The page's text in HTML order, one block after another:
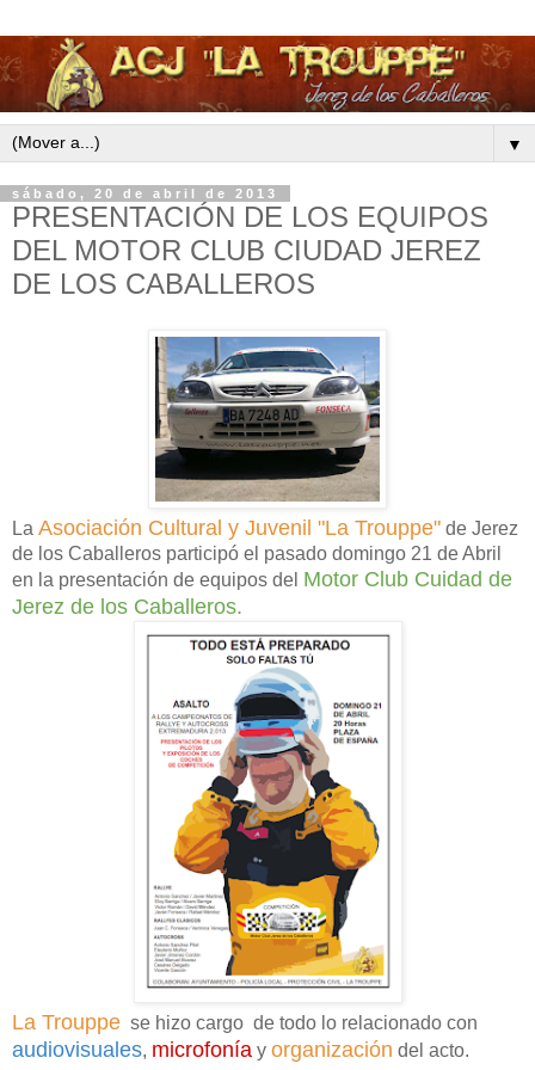
▼
sábado, 20 de abril de 2013
PRESENTACIÓN DE LOS EQUIPOS
DEL MOTOR CLUB CIUDAD JEREZ
DE LOS CABALLEROS
La Asociación Cultural y Juvenil "La Trouppe" de Jerez
de los Caballeros participó el pasado domingo 21 de Abril
en la presentación de equipos del Motor Club Cuidad de
Jerez de los Caballeros.
La Trouppe se hizo cargo de todo lo relacionado con
audiovisuales, microfonía y organización del acto.